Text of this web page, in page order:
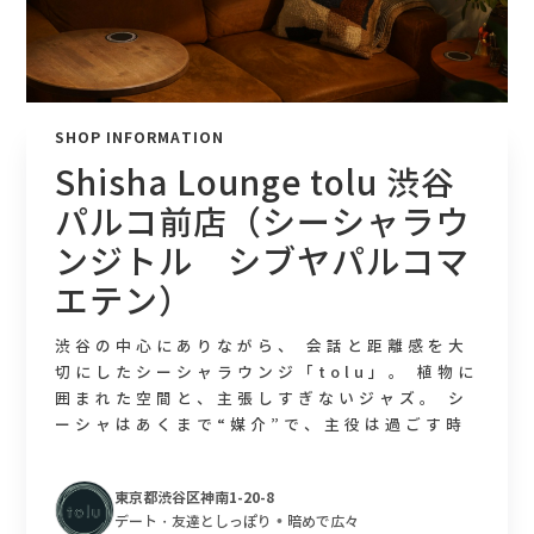
SHOP INFORMATION
Shisha Lounge tolu 渋谷
パルコ前店（シーシャラウ
ンジトル シブヤパルコマ
エテン）
渋谷の中心にありながら、 会話と距離感を大
切にしたシーシャラウンジ「tolu」。 植物に
囲まれた空間と、主張しすぎないジャズ。 シ
ーシャはあくまで“媒介”で、主役は過ごす時
トや親しい人と静かに過ごしたい人に向けた
一軒です。東京都渋谷区神南1-20-8
デート・友達としっぽり • 暗めで広々